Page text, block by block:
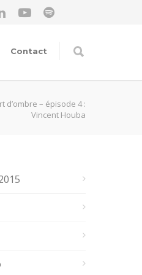
Contact
d’ombre – épisode 4 :
Vincent Houba